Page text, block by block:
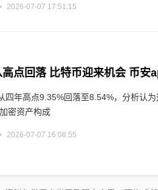
2026-07-07 17:51:15
点回落 比特币迎来机会 币安
四年高点9.35%回落至8.54%，分析认
密资产构成
2026-07-07 16:08:55